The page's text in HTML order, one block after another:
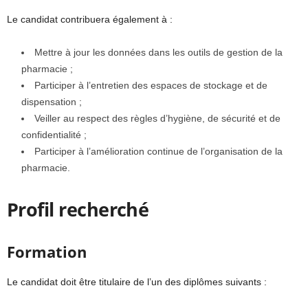
Le candidat contribuera également à :
Mettre à jour les données dans les outils de gestion de la
pharmacie ;
Participer à l’entretien des espaces de stockage et de
dispensation ;
Veiller au respect des règles d’hygiène, de sécurité et de
confidentialité ;
Participer à l’amélioration continue de l’organisation de la
pharmacie.
Profil recherché
Formation
Le candidat doit être titulaire de l’un des diplômes suivants :